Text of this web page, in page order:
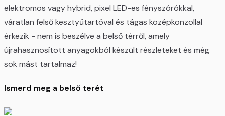
elektromos vagy hybrid, pixel LED-es fényszórókkal,
váratlan felső kesztyűtartóval és tágas középkonzollal
érkezik - nem is beszélve a belső térről, amely
újrahasznosított anyagokból készült részleteket és még
sok mást tartalmaz!
Ismerd meg a belső terét